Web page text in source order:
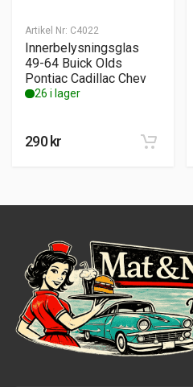
Artikel Nr: C4022
Innerbelysningsglas
49-64 Buick Olds
Pontiac Cadillac Chev
26 i lager
290 kr